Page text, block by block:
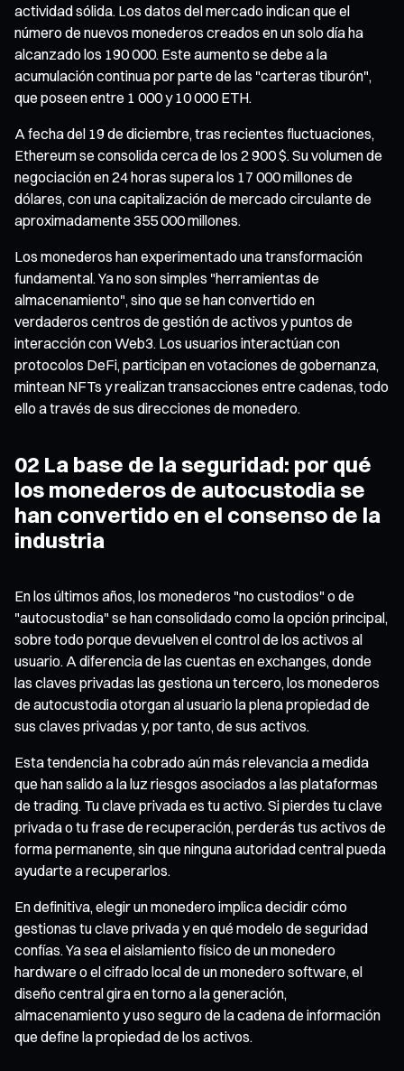
actividad sólida. Los datos del mercado indican que el
número de nuevos monederos creados en un solo día ha
alcanzado los 190 000. Este aumento se debe a la
acumulación continua por parte de las "carteras tiburón",
que poseen entre 1 000 y 10 000 ETH.
A fecha del 19 de diciembre, tras recientes fluctuaciones,
Ethereum se consolida cerca de los 2 900 $. Su volumen de
negociación en 24 horas supera los 17 000 millones de
dólares, con una capitalización de mercado circulante de
aproximadamente 355 000 millones.
Los monederos han experimentado una transformación
fundamental. Ya no son simples "herramientas de
almacenamiento", sino que se han convertido en
verdaderos centros de gestión de activos y puntos de
interacción con Web3. Los usuarios interactúan con
protocolos DeFi, participan en votaciones de gobernanza,
mintean NFTs y realizan transacciones entre cadenas, todo
ello a través de sus direcciones de monedero.
02 La base de la seguridad: por qué
los monederos de autocustodia se
han convertido en el consenso de la
industria
En los últimos años, los monederos "no custodios" o de
"autocustodia" se han consolidado como la opción principal,
sobre todo porque devuelven el control de los activos al
usuario. A diferencia de las cuentas en exchanges, donde
las claves privadas las gestiona un tercero, los monederos
de autocustodia otorgan al usuario la plena propiedad de
sus claves privadas y, por tanto, de sus activos.
Esta tendencia ha cobrado aún más relevancia a medida
que han salido a la luz riesgos asociados a las plataformas
de trading. Tu clave privada es tu activo. Si pierdes tu clave
privada o tu frase de recuperación, perderás tus activos de
forma permanente, sin que ninguna autoridad central pueda
ayudarte a recuperarlos.
En definitiva, elegir un monedero implica decidir cómo
gestionas tu clave privada y en qué modelo de seguridad
confías. Ya sea el aislamiento físico de un monedero
hardware o el cifrado local de un monedero software, el
diseño central gira en torno a la generación,
almacenamiento y uso seguro de la cadena de información
que define la propiedad de los activos.